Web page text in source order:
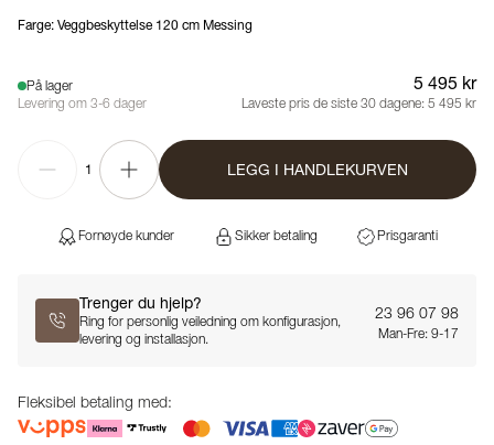
Farge: Veggbeskyttelse 120 cm Messing
På lager
Levering om 3-6 dager
5 495 kr
Laveste pris de siste 30 dagene: 5 495 kr
1 LEGG I HANDLEKURVEN
Fornøyde kunder Sikker betaling Prisgaranti
Trenger du hjelp?
Ring for personlig veiledning om konfigurasjon,
levering og installasjon.
23 96 07 98
Man-Fre: 9-17
Fleksibel betaling med: